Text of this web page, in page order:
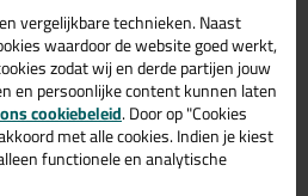
conische slang
van smalle- en kleine voegen
vergelijkbare technieken. Naast
waardoor de website goed werkt,
zodat wij en derde partijen jouw
en persoonlijke content kunnen laten
cookiebeleid. Door op "Cookies
met alle cookies. Indien je kiest
functionele en analytische